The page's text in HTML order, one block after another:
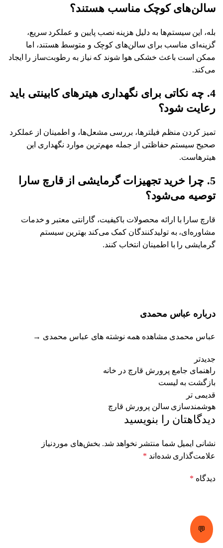
سالن‌های کوچک مناسب هستند؟
بله، این سیستم‌ها به دلیل هزینه نصب پایین و عملکرد سریع،
گزینه‌ای مناسب برای سالن‌های کوچک و متوسط هستند، اما
ممکن است باعث خشکی هوا شوند که نیاز به رطوبت‌ساز را ایجاد
می‌کند.
4. چه نکاتی برای نگهداری هیترهای کابینتی باید
رعایت شود؟
تمیز کردن منظم فیلترها، بررسی مشعل‌ها، و اطمینان از عملکرد
صحیح سیستم حفاظتی از جمله مهم‌ترین موارد نگهداری این
هیترهاست.
5. چرا خرید تجهیزات گرمایشی از قارچ سارا
توصیه می‌شود؟
قارچ سارا با ارائه محصولات باکیفیت، گارانتی معتبر و خدمات
مشاوره‌ای، به تولیدکنندگان کمک می‌کند بهترین سیستم
گرمایشی را با اطمینان انتخاب کنند.
درباره عباس محمدی
عباس محمدی مشاهده همه نوشته های عباس محمدی →
جدیدتر
راهنمای جامع پرورش قارچ در خانه
بازگشت به لیست
قدیمی تر
هوشمندسازی سالن پرورش قارچ
دیدگاهتان را بنویسید
نشانی ایمیل شما منتشر نخواهد شد. بخش‌های موردنیاز
علامت‌گذاری شده‌اند *
دیدگاه *
💬